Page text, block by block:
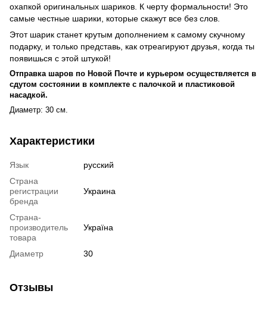
охапкой оригинальных шариков. К черту формальности! Это
самые честные шарики, которые скажут все без слов.
Этот шарик станет крутым дополнением к самому скучному
подарку, и только представь, как отреагируют друзья, когда ты
появишься с этой штукой!
Отправка шаров по Новой Почте и курьером осуществляется в
сдутом состоянии в комплекте с палочкой и пластиковой
насадкой.
Диаметр: 30 см.
Характеристики
Язык
русский
Страна
регистрации
бренда
Украина
Страна-
производитель
товара
Україна
Диаметр 30
Отзывы